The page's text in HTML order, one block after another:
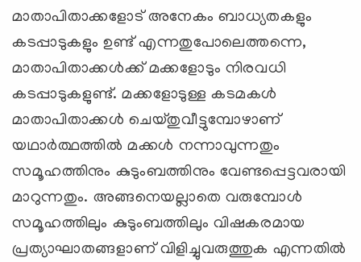
മാതാപിതാക്കളോട് അനേകം ബാധ്യതകളും
കടപ്പാടുകളും ഉണ്ട് എന്നതുപോലെത്തന്നെ,
മാതാപിതാക്കള്‍ക്ക് മക്കളോടും നിരവധി
കടപ്പാടുകളുണ്ട്. മക്കളോടുള്ള കടമകള്‍
മാതാപിതാക്കള്‍ ചെയ്തുവീട്ടുമ്പോഴാണ്
യഥാര്‍ത്ഥത്തില്‍ മക്കള്‍ നന്നാവുന്നതും
സമൂഹത്തിനും കുടുംബത്തിനും വേണ്ടപ്പെട്ടവരായി
മാറുന്നതും. അങ്ങനെയല്ലാതെ വരുമ്പോള്‍
സമൂഹത്തിലും കുടുംബത്തിലും വിഷകരമായ
പ്രത്യാഘാതങ്ങളാണ് വിളിച്ചുവരുത്തുക എന്നതില്‍